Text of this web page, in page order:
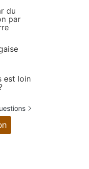
du
par
est loin